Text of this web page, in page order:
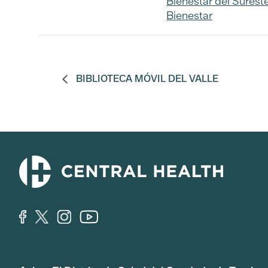
Bienestar
BIBLIOTECA MÓVIL DEL VALLE